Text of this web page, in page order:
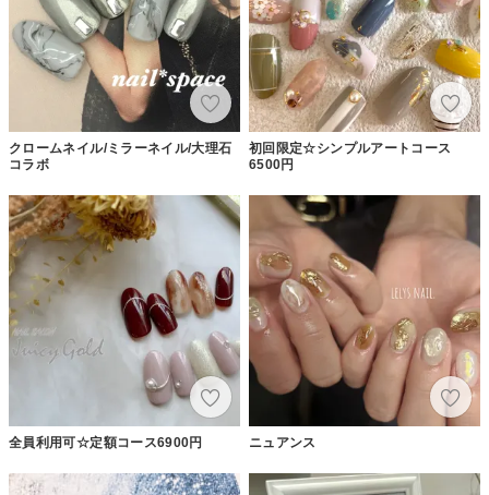
クロームネイル/ミラーネイル/大理石
コラボ
初回限定☆シンプルアートコース
6500円
全員利用可☆定額コース6900円 ニュアンス